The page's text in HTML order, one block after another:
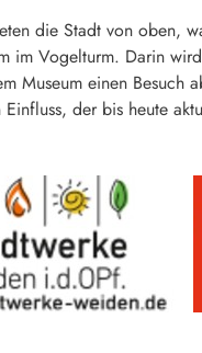
die Stadt von oben,
im Vogelturm. Darin
Museum einen Besuch
Einfluss, der bis heute